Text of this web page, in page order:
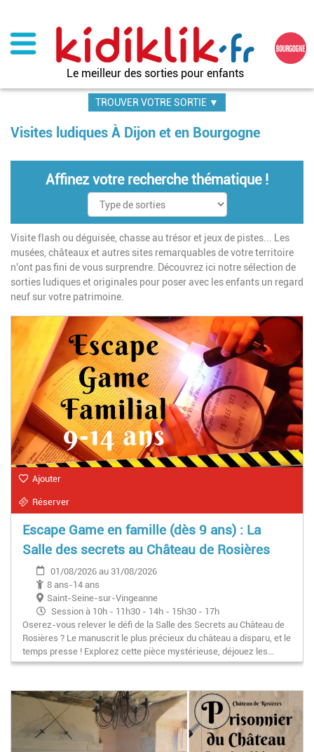
contenu
principal
Le meilleur des sorties pour enfants
TROUVER VOTRE SORTIE ▼
Visites ludiques À Dijon et en Bourgogne
Affinez votre recherche thématique !
Visite flash ou déguisée, chasse au trésor et jeux de pistes... Les
musées, châteaux et autres sites remarquables de votre territoire
n'ont pas fini de vous surprendre. Découvrez ici notre sélection de
sorties ludiques et originales pour poser avec les enfants un regard
neuf sur votre patrimoine.
Ajouter
Réserver
Escape Game en famille (dès 9 ans) : La
Salle des secrets au Château de Rosières
01/08/2026 au 31/08/2026
8 ans-14 ans
Saint-Seine-sur-Vingeanne
Session à 10h - 11h30 - 14h - 15h30 - 17h
Oserez-vous relever le défi de la Salle des Secrets au Château de
Rosières ? Le manuscrit le plus précieux du château a disparu, et le
temps presse ! Explorez cette pièce mystérieuse, déjouez les…